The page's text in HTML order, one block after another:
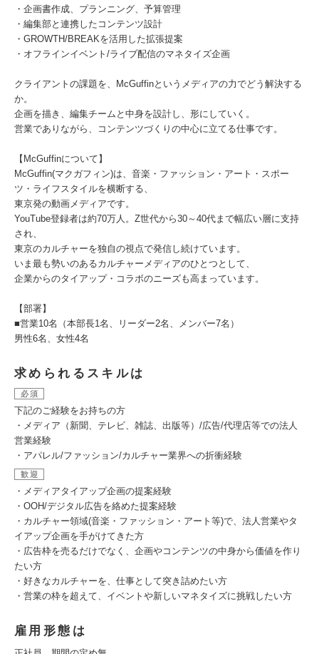
・企画書作成、プランニング、予算管理
・編集部と連携したコンテンツ設計
・GROWTH/BREAKを活用した拡張提案
・オフラインイベント/ライブ配信のマネタイズ企画
クライアントの課題を、McGuffinというメディアの力でどう解決する
か。
企画を描き、編集チームと中身を設計し、形にしていく。
営業でありながら、コンテンツづくりの中心に立てる仕事です。
【McGuffinについて】
McGuffin(マクガフィン)は、音楽・ファッション・アート・スポー
ツ・ライフスタイルを横断する、
東京発の動画メディアです。
YouTube登録者は約70万人。Z世代から30～40代まで幅広い層に支持
され、
東京のカルチャーを独自の視点で発信し続けています。
いま最も勢いのあるカルチャーメディアのひとつとして、
企業からのタイアップ・コラボのニーズも高まっています。
【部署】
■営業10名（本部長1名、リーダー2名、メンバー7名）
男性6名、女性4名
求められるスキルは
必須
下記のご経験をお持ちの方
・メディア（新聞、テレビ、雑誌、出版等）/広告/代理店等での法人
営業経験
・アパレル/ファッション/カルチャー業界への折衝経験
歓迎
・メディアタイアップ企画の提案経験
・OOH/デジタル広告を絡めた提案経験
・カルチャー領域(音楽・ファッション・アート等)で、法人営業やタ
イアップ企画を手がけてきた方
・広告枠を売るだけでなく、企画やコンテンツの中身から価値を作り
たい方
・好きなカルチャーを、仕事として突き詰めたい方
・営業の枠を超えて、イベントや新しいマネタイズに挑戦したい方
雇用形態は